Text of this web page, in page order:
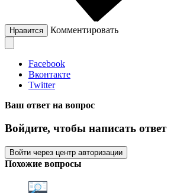
Нравится Комментировать
Facebook
Вконтакте
Twitter
Ваш ответ на вопрос
Войдите, чтобы написать ответ
Войти через центр авторизации
Похожие вопросы